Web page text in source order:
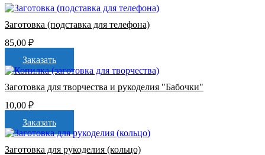
Заготовка (подставка для телефона)
85,00 ₽
Заказать
Заготовка для творчества и рукоделия "Бабочки"
10,00 ₽
Заказать
Заготовка для рукоделия (кольцо)